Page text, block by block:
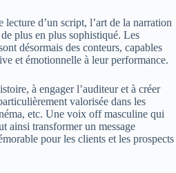
lecture d’un script, l’art de la narration
plus en plus sophistiqué. Les
désormais des conteurs, capables
et émotionnelle à leur performance.
à engager l’auditeur et à créer
valorisée dans les
etc. Une voix off masculine qui
ainsi transformer un message
pour les clients et les prospects